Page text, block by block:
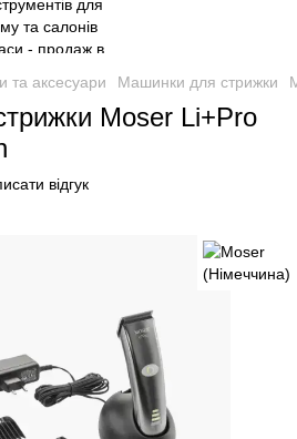
та аксесуари Машинки для стрижки
Moser Li+Pro
відгук